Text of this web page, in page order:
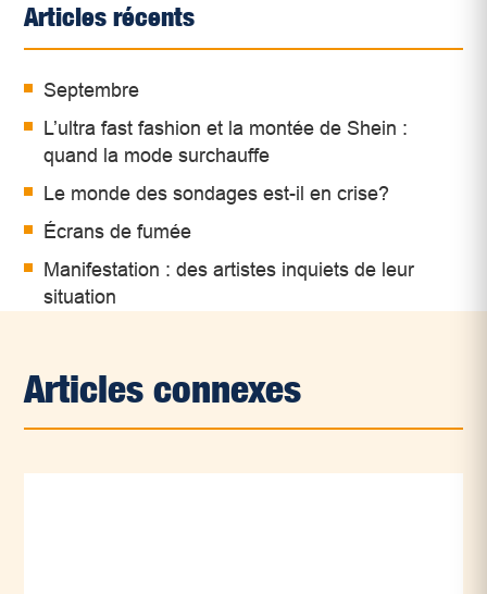
Articles récents
Septembre
L’ultra fast fashion et la montée de Shein :
quand la mode surchauffe
Le monde des sondages est-il en crise?
Écrans de fumée
Manifestation : des artistes inquiets de leur
situation
Articles connexes